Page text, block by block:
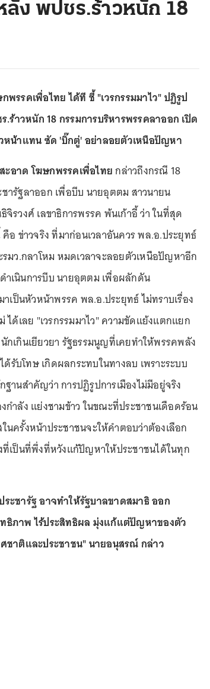
ง พปชร.ร้าวหนัก 18
รรคเพื่อไทย ได้ที ชี้ "เวรกรรมมาไว" ปฏิรูป
.ร้าวหนัก 18 กรรมการบริหารพรรคลาออก เปิด
หน้าแทน ซัด 'บิ๊กตู่' อย่าลอยตัวเหนือปัญหา
อาด โฆษกพรรคเพื่อไทยกล่าวถึงกรณี 18
ารัฐลาออก เพื่อบีบ นายอุตตม สาวนายน
รวงศ์ เลขาธิการพรรค พ้นเก้าอี้ ว่า ในที่สุด
อ ข่าวจริง ที่มาก่อนเวลาอันควร พล.อ.ประยุทธ์
มว.กลาโหม หมดเวลาจะลอยตัวเหนือปัญหาอีก
ำเนินการบีบ นายอุตตม เพื่อผลักดัน
เป็นหัวหน้าพรรค พล.อ.ประยุทธ์ ไม่ทราบเรื่อง
ด้เลย "เวรกรรมมาไว" ความขัดแย้งแตกแยก
เกินเยียวยา รัฐธรรมนูญที่เคยทำให้พรรคพลัง
ด้รับโทษ เกิดผลกระทบในทางลบ เพราะระบบ
านสำคัญว่า การปฏิรูปการเมืองไม่มีอยู่จริง
กำลัง แย่งชามข้าว ในขณะที่ประชาชนเดือดร้อน
ครั้งหน้าประชาชนจะให้คำตอบว่าต้องเลือก
ที่เป็นที่พึ่งที่หวังแก้ปัญหาให้ประชาชนได้ในทุก
ะชารัฐ อาจทำให้รัฐบาลขาดสมาธิ ออก
ธิภาพ ไร้ประสิทธิผล มุ่งแก้แต่ปัญหาของตัว
ชาติและประชาชน" นายอนุสรณ์ กล่าว